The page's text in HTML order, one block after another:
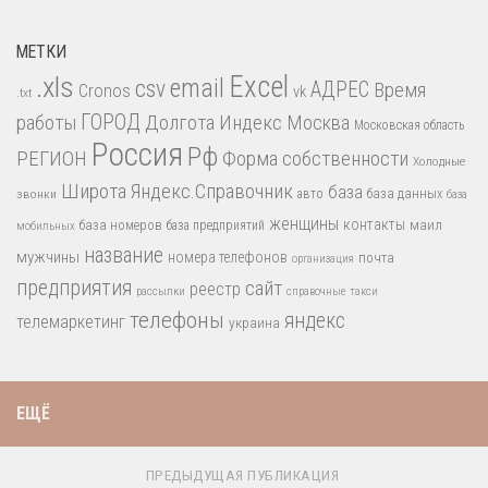
МЕТКИ
.txt .xls Cronos csvemail Excel vk АДРЕС Время
работы ГОРОД Долгота Индекс Москва Московская область
РЕГИОН Россия Рф Форма собственности Холодные
звонки Широта Яндекс.Справочник авто база база данных база
мобильных база номеров база предприятий женщины контакты маил
мужчины название номера телефонов организация почта
предприятия рассылки реестр сайт справочные такси
телемаркетинг телефоны украина яндекс
ЕЩЁ
ПРЕДЫДУЩАЯ ПУБЛИКАЦИЯ